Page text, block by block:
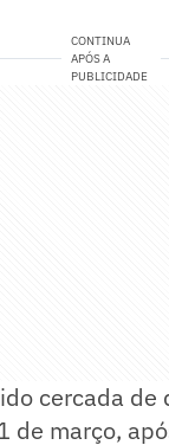
CONTINUA
APÓS A
PUBLICIDADE
cercada
de março,